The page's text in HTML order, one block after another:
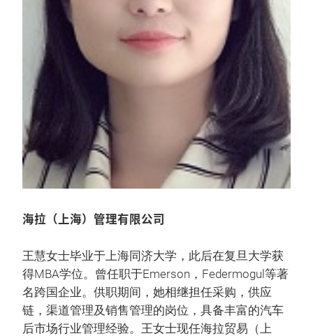
海拉（上海）管理有限公司
王慧女士毕业于上海同济大学，此后在复旦大学获
得MBA学位。曾任职于Emerson，Federmogul等著
名跨国企业。供职期间，她相继担任采购，供应
链，渠道管理及销售管理的岗位，具备丰富的汽车
后市场行业管理经验。王女士现任海拉贸易（上